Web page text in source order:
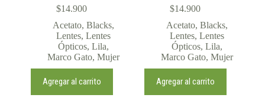
$14.900
Acetato,Blacks,
Lentes,Lentes
Ópticos,Lila,
Marco Gato,Mujer
Agregar al carrito
$14.900
Acetato,Blacks,
Lentes,Lentes
Ópticos,Lila,
Marco Gato,Mujer
Agregar al carrito